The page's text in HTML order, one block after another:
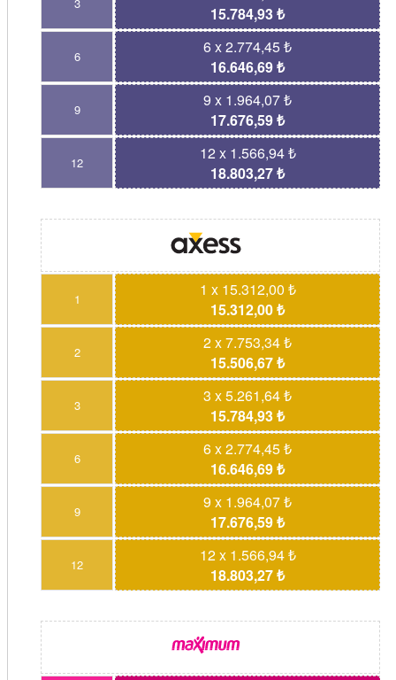
15.784,93 ₺
6
6 x 2.774,45 ₺
16.646,69 ₺
9
9 x 1.964,07 ₺
17.676,59 ₺
12
12 x 1.566,94 ₺
18.803,27 ₺
1
1 x 15.312,00 ₺
15.312,00 ₺
2
2 x 7.753,34 ₺
15.506,67 ₺
3
3 x 5.261,64 ₺
15.784,93 ₺
6
6 x 2.774,45 ₺
16.646,69 ₺
9
9 x 1.964,07 ₺
17.676,59 ₺
12
12 x 1.566,94 ₺
18.803,27 ₺